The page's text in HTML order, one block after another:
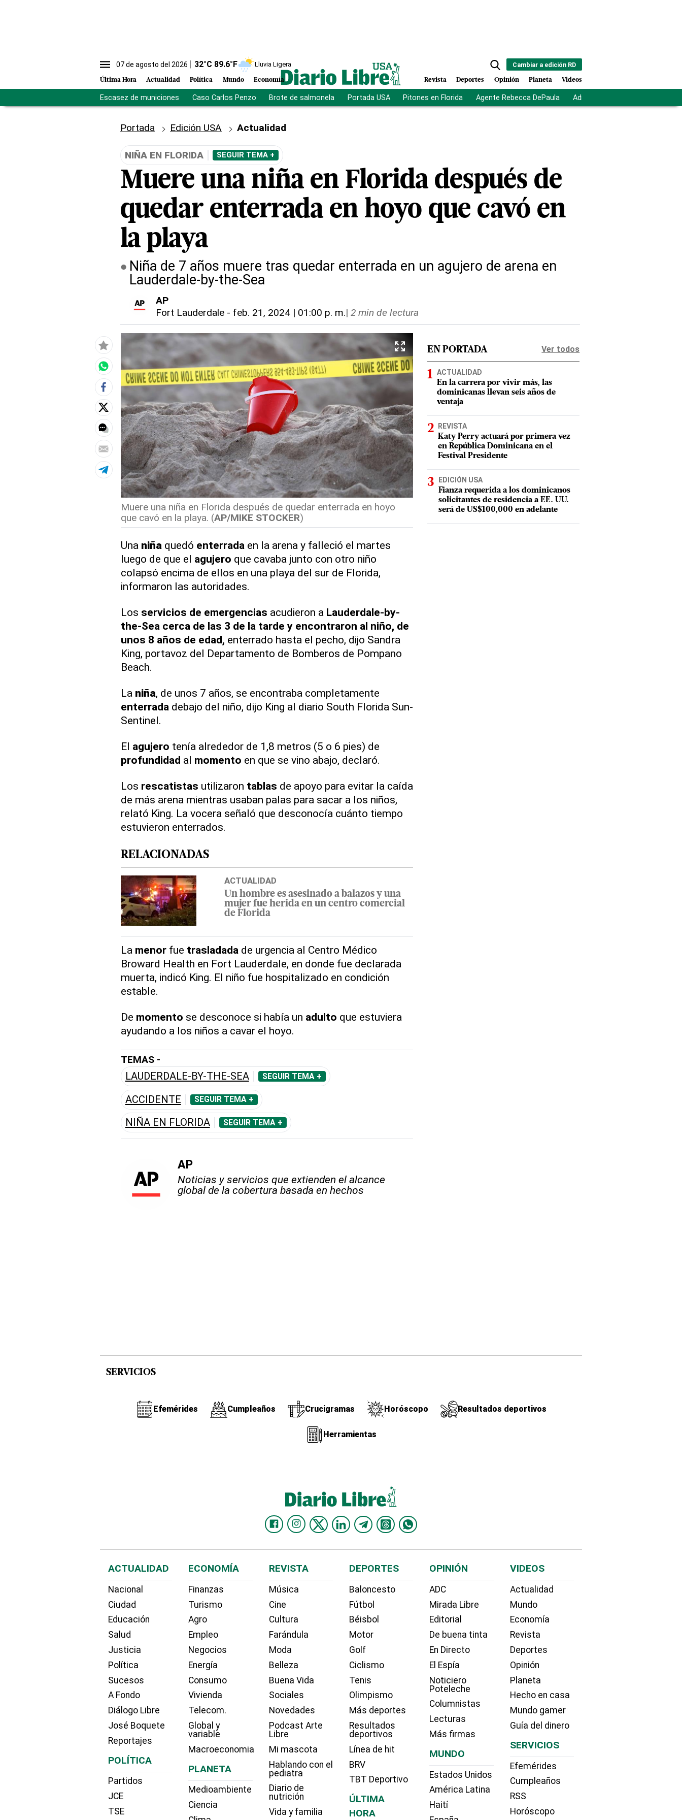
07 de agosto del 2026 32°C 89.6°F Lluvia Ligera
Última Hora Actualidad Política Mundo Economía
Cambiar a edición RD
Revista Deportes Opinión Planeta Videos
Escasez de municiones Caso Carlos Penzo Brote de salmonela Portada USA Pitones en Florida Agente Rebecca DePaula Adriano Espaillat
Portada Edición USA Actualidad
NIÑA EN FLORIDA SEGUIR TEMA +
Muere una niña en Florida después de
quedar enterrada en hoyo que cavó en
la playa
Niña de 7 años muere tras quedar enterrada en un agujero de arena en
Lauderdale-by-the-Sea
AP
Fort Lauderdale - feb. 21, 2024 | 01:00 p. m.| 2 min de lectura
Muere una niña en Florida después de quedar enterrada en hoyo
que cavó en la playa. (AP/MIKE STOCKER)
Una niñaquedó enterradaen la arena y falleció el martes
luego de que el agujero que cavaba junto con otro niño
colapsó encima de ellos en una playa del sur de Florida,
informaron las autoridades.
Los servicios de emergencias acudieron a Lauderdale-by-
the-Sea cerca de las 3 de la tarde y encontraron al niño, de
unos 8 años de edad, enterrado hasta el pecho, dijo Sandra
King, portavoz del Departamento de Bomberos de Pompano
Beach.
La niña, de unos 7 años, se encontraba completamente
enterradadebajo del niño, dijo King al diario South Florida Sun-
Sentinel.
El agujero tenía alrededor de 1,8 metros (5 o 6 pies) de
profundidad al momento en que se vino abajo, declaró.
Los rescatistas utilizaron tablas de apoyo para evitar la caída
de más arena mientras usaban palas para sacar a los niños,
relató King. La vocera señaló que desconocía cuánto tiempo
estuvieron enterrados.
RELACIONADAS
ACTUALIDAD
Un hombre es asesinado a balazos y una
mujer fue herida en un centro comercial
de Florida
La menorfue trasladadade urgencia al Centro Médico
Broward Health en Fort Lauderdale, en donde fue declarada
muerta, indicó King. El niño fue hospitalizado en condición
estable.
De momento se desconoce si había un adulto que estuviera
ayudando a los niños a cavar el hoyo.
TEMAS -
LAUDERDALE-BY-THE-SEA SEGUIR TEMA +
ACCIDENTE SEGUIR TEMA +
NIÑA EN FLORIDA SEGUIR TEMA +
AP
Noticias y servicios que extienden el alcance
global de la cobertura basada en hechos
EN PORTADA Ver todos
ACTUALIDAD
En la carrera por vivir más, las
dominicanas llevan seis años de
ventaja
REVISTA
Katy Perry actuará por primera vez
en República Dominicana en el
Festival Presidente
EDICIÓN USA
Fianza requerida a los dominicanos
solicitantes de residencia a EE. UU.
será de US$100,000 en adelante
SERVICIOS
Efemérides Cumpleaños Crucigramas Horóscopo Resultados deportivos
Herramientas
ACTUALIDAD
Nacional
Ciudad
Educación
Salud
Justicia
Política
Sucesos
A Fondo
Diálogo Libre
José Boquete
Reportajes
POLÍTICA
Partidos
JCE
TSE
ECONOMÍA
Finanzas
Turismo
Agro
Empleo
Negocios
Energía
Consumo
Vivienda
Telecom.
Global y
variable
Macroeconomia
PLANETA
Medioambiente
Ciencia
REVISTA
Música
Cine
Cultura
Farándula
Moda
Belleza
Buena Vida
Sociales
Novedades
Podcast Arte
Libre
Mi mascota
Hablando con el
pediatra
Diario de
nutrición
Vida y familia
DEPORTES
Baloncesto
Fútbol
Béisbol
Motor
Golf
Ciclismo
Tenis
Olimpismo
Más deportes
Resultados
deportivos
Línea de hit
BRV
TBT Deportivo
ÚLTIMA
HORA
OPINIÓN
ADC
Mirada Libre
Editorial
De buena tinta
En Directo
El Espía
Noticiero
Poteleche
Columnistas
Lecturas
Más firmas
MUNDO
Estados Unidos
América Latina
Haití
VIDEOS
Actualidad
Mundo
Economía
Revista
Deportes
Opinión
Planeta
Hecho en casa
Mundo gamer
Guía del dinero
SERVICIOS
Efemérides
Cumpleaños
RSS
Horóscopo